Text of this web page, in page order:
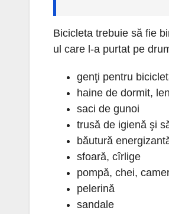
Bicicleta trebuie să fie
ul care l-a purtat pe
genţi pentru
haine de dormit,
saci de gunoi
trusă de igienă şi
băutură
sfoară, cîrlige
pompă, chei,
pelerină
sandale